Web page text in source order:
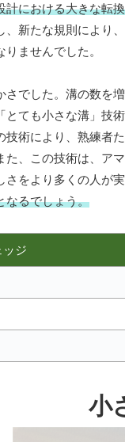
における大きな転
、新たな規則により
ませんでした。
さでした。溝の数を
ても小さな溝」技
技術により、熟練者
た、この技術は、ア
をより多くの人が
なるでしょう。
ッジ
小